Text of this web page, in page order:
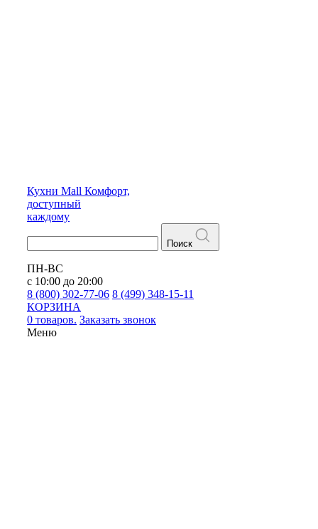
Кухни Mall Комфорт,
доступный
каждому
Поиск
ПН-ВС
с 10:00 до 20:00
8 (800) 302-77-06 8 (499) 348-15-11
КОРЗИНА
0 товаров. Заказать звонок
Меню